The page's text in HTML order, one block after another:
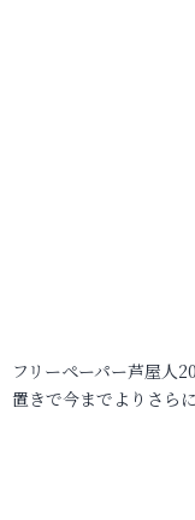
フリーペーパー芦屋人
置きで今までよりさら